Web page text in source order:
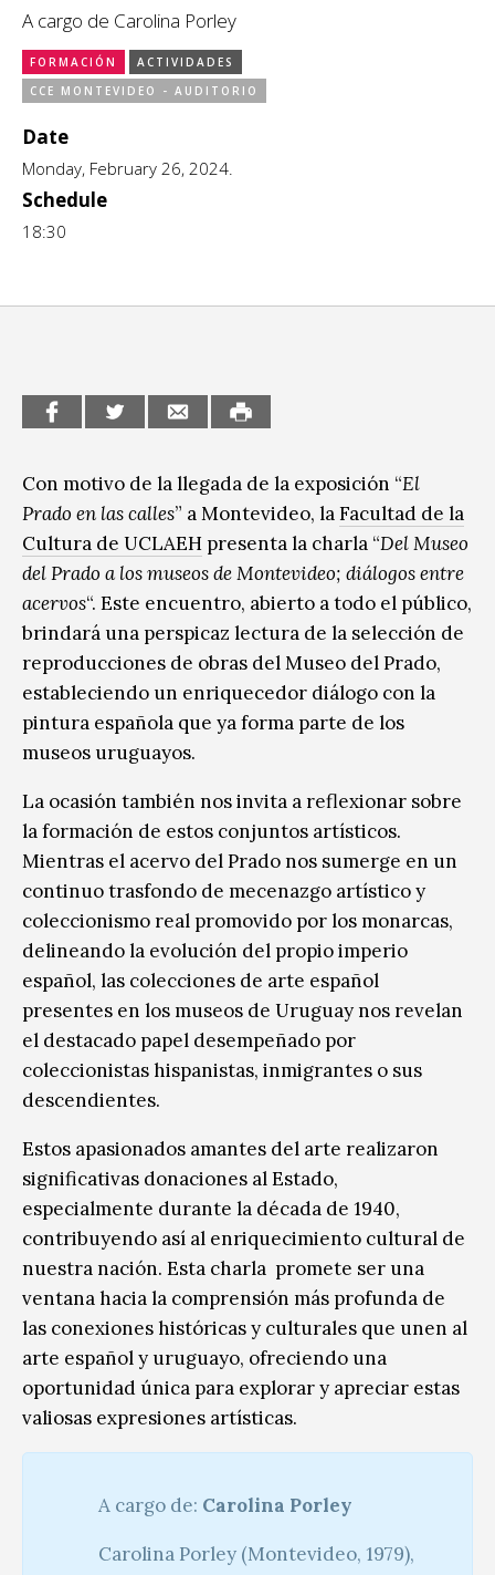
CCE en el interior/libros
Espacio itinerante de lectura infantil
Exposiciones
Formación
Género y Diversidad
Infantil y Juvenil
Letras
A cargo de Carolina Porley
FORMACIÓN
ACTIVIDADES
CCE MONTEVIDEO - AUDITORIO
Date
Monday, February 26, 2024.
Schedule
18:30
Con motivo de la llegada de la exposición “El
Prado en las calles” a Montevideo, laFacultad de la
Cultura de UCLAEH presenta la charla “Del Museo
del Prado a los museos de Montevideo; diálogos entre
acervos“. Este encuentro, abierto a todo el público,
brindará una perspicaz lectura de la selección de
reproducciones de obras del Museo del Prado,
estableciendo un enriquecedor diálogo con la
pintura española que ya forma parte de los
museos uruguayos.
La ocasión también nos invita a reflexionar sobre
la formación de estos conjuntos artísticos.
Mientras el acervo del Prado nos sumerge en un
continuo trasfondo de mecenazgo artístico y
coleccionismo real promovido por los monarcas,
delineando la evolución del propio imperio
español, las colecciones de arte español
presentes en los museos de Uruguay nos revelan
el destacado papel desempeñado por
coleccionistas hispanistas, inmigrantes o sus
descendientes.
Estos apasionados amantes del arte realizaron
significativas donaciones al Estado,
especialmente durante la década de 1940,
contribuyendo así al enriquecimiento cultural de
nuestra nación. Esta charla promete ser una
ventana hacia la comprensión más profunda de
las conexiones históricas y culturales que unen al
arte español y uruguayo, ofreciendo una
oportunidad única para explorar y apreciar estas
valiosas expresiones artísticas.
A cargo de: Carolina Porley
Carolina Porley (Montevideo, 1979),